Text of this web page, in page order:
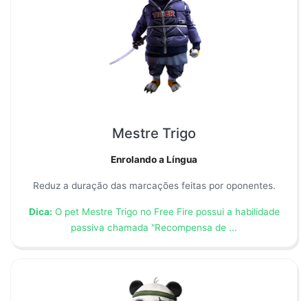
Mestre Trigo
Enrolando a Língua
Reduz a duração das marcações feitas por oponentes.
Dica: O pet Mestre Trigo no Free Fire possui a habilidade
passiva chamada "Recompensa de ...